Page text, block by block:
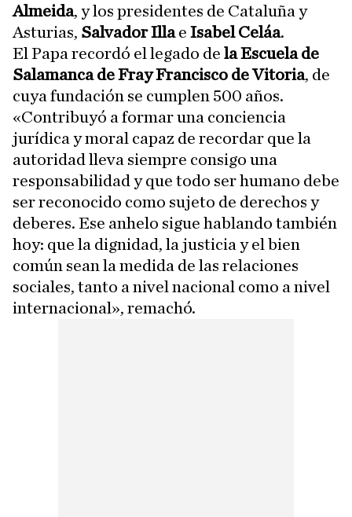
Almeida, y los presidentes de Cataluña y
Asturias, Salvador Illae Isabel Celáa.
El Papa recordó el legado de la Escuela de
Salamanca de Fray Francisco de Vitoria, de
cuya fundación se cumplen 500 años.
«Contribuyó a formar una conciencia
jurídica y moral capaz de recordar que la
autoridad lleva siempre consigo una
responsabilidad y que todo ser humano debe
ser reconocido como sujeto de derechos y
deberes. Ese anhelo sigue hablando también
hoy: que la dignidad, la justicia y el bien
común sean la medida de las relaciones
sociales, tanto a nivel nacional como a nivel
internacional», remachó.